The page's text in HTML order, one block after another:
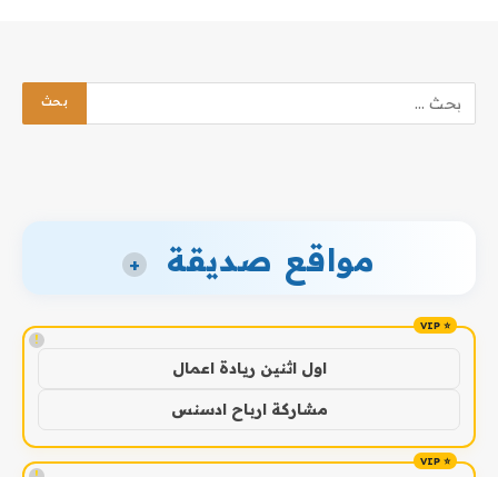
مواقع صديقة +
!
اول اثنين ريادة اعمال
مشاركة ارباح ادسنس